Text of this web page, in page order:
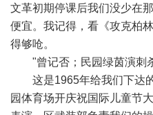
文革初期停课后我们没少在
便宜。我记得，看《攻克柏
得够呛。
"曾记否；民园绿茵演刺
这是1965年给我们下达的
园体育场开庆祝国际儿童节